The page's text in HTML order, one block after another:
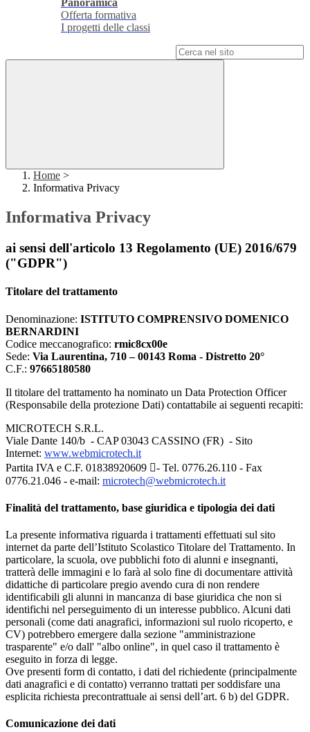
Panoramica
Offerta formativa
I progetti delle classi
Home >
Informativa Privacy
Informativa Privacy
ai sensi dell'articolo 13 Regolamento (UE) 2016/679
("GDPR")
Titolare del trattamento
Denominazione: ISTITUTO COMPRENSIVO DOMENICO
BERNARDINI
Codice meccanografico: rmic8cx00e
Sede: Via Laurentina, 710 – 00143 Roma - Distretto 20°
C.F.: 97665180580
Il titolare del trattamento ha nominato un Data Protection Officer
(Responsabile della protezione Dati) contattabile ai seguenti recapiti:
MICROTECH S.R.L.
Viale Dante 140/b - CAP 03043 CASSINO (FR) - Sito
Internet: www.webmicrotech.it
Partita IVA e C.F. 01838920609 - Tel. 0776.26.110 - Fax
0776.21.046 - e-mail: microtech@webmicrotech.it
Finalità del trattamento, base giuridica e tipologia dei dati
La presente informativa riguarda i trattamenti effettuati sul sito
internet da parte dell’Istituto Scolastico Titolare del Trattamento. In
particolare, la scuola, ove pubblichi foto di alunni e insegnanti,
tratterà delle immagini e lo farà al solo fine di documentare attività
didattiche di particolare pregio avendo cura di non rendere
identificabili gli alunni in mancanza di base giuridica che non si
identifichi nel perseguimento di un interesse pubblico. Alcuni dati
personali (come dati anagrafici, informazioni sul ruolo ricoperto, e
CV) potrebbero emergere dalla sezione "amministrazione
trasparente" e/o dall' "albo online", in quel caso il trattamento è
eseguito in forza di legge.
Ove presenti form di contatto, i dati del richiedente (principalmente
dati anagrafici e di contatto) verranno trattati per soddisfare una
esplicita richiesta precontrattuale ai sensi dell’art. 6 b) del GDPR.
Comunicazione dei dati